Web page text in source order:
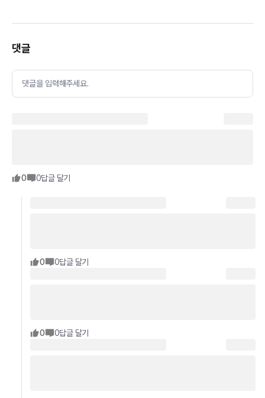
댓글
댓글을 입력해주세요.
0 0답글 달기
0 0답글 달기
0 0답글 달기